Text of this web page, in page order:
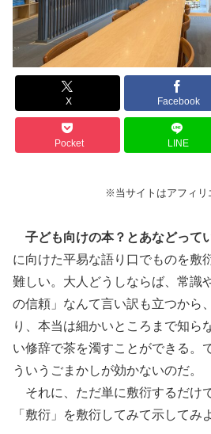
X Facebook
Pocket LINE
※当サイトはアフィリ
子ども向けの本？とあなどって
に向けた平易な語り口でものを敷
難しい。大人どうしならば、常識
の信頼」なんて言い訳も立つから
り、本当は細かいところまで知ら
い修辞で茶を濁すことができる。
ういうごまかしが効かないのだ。
それに、ただ単に敷衍するだけ
「敷衍」を敷衍してみて示してみ